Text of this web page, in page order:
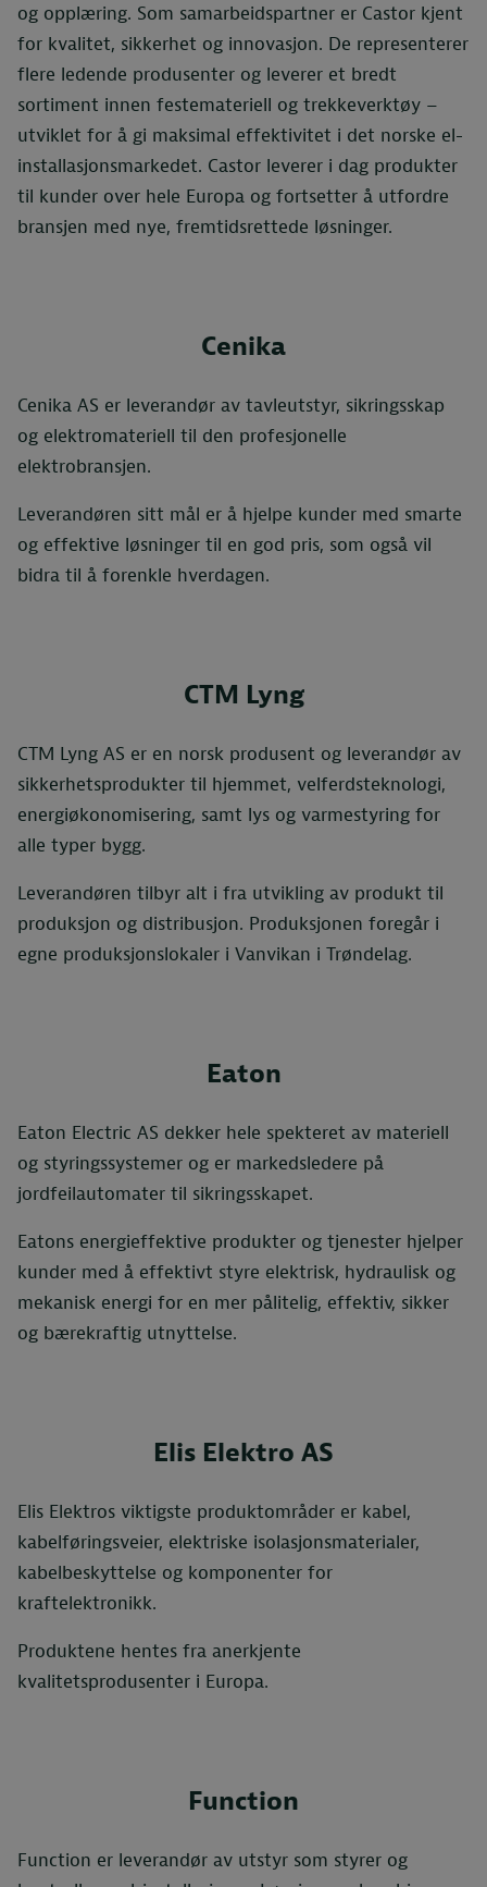
og opplæring. Som samarbeidspartner er Castor kjent
for kvalitet, sikkerhet og innovasjon. De representerer
flere ledende produsenter og leverer et bredt
sortiment innen festemateriell og trekkeverktøy –
utviklet for å gi maksimal effektivitet i det norske el-
installasjonsmarkedet. Castor leverer i dag produkter
til kunder over hele Europa og fortsetter å utfordre
bransjen med nye, fremtidsrettede løsninger.
Cenika
Cenika AS er leverandør av tavleutstyr, sikringsskap
og elektromateriell til den profesjonelle
elektrobransjen.
Leverandøren sitt mål er å hjelpe kunder med smarte
og effektive løsninger til en god pris, som også vil
bidra til å forenkle hverdagen.
CTM Lyng
CTM Lyng AS er en norsk produsent og leverandør av
sikkerhetsprodukter til hjemmet, velferdsteknologi,
energiøkonomisering, samt lys og varmestyring for
alle typer bygg.
Leverandøren tilbyr alt i fra utvikling av produkt til
produksjon og distribusjon. Produksjonen foregår i
egne produksjonslokaler i Vanvikan i Trøndelag.
Eaton
Eaton Electric AS dekker hele spekteret av materiell
og styringssystemer og er markedsledere på
jordfeilautomater til sikringsskapet.
Eatons energieffektive produkter og tjenester hjelper
kunder med å effektivt styre elektrisk, hydraulisk og
mekanisk energi for en mer pålitelig, effektiv, sikker
og bærekraftig utnyttelse.
Elis Elektro AS
Elis Elektros viktigste produktområder er kabel,
kabelføringsveier, elektriske isolasjonsmaterialer,
kabelbeskyttelse og komponenter for
kraftelektronikk.
Produktene hentes fra anerkjente
kvalitetsprodusenter i Europa.
Function
Function er leverandør av utstyr som styrer og